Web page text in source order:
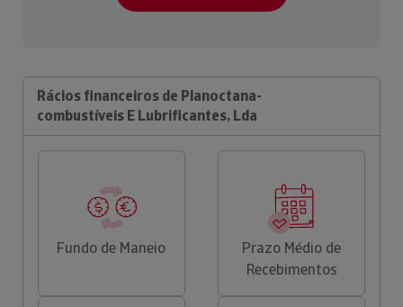
Rácios financeiros de Planoctana-
combustíveis E Lubrificantes, Lda
Fundo de Maneio
Prazo Médio de
Recebimentos